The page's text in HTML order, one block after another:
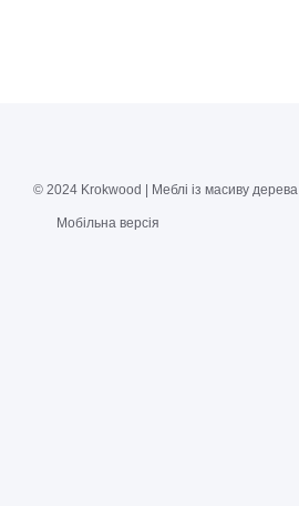
© 2024 Krokwood | Меблі із масиву дерева
Мобільна версія